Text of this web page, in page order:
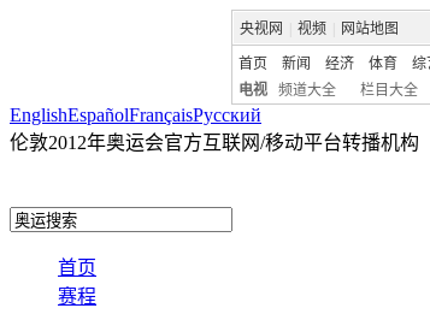
央视网 视频 网站地图
首页 新闻 经济 体育 综
电视
频道大全 栏目大全
EnglishEspañolFrançaisPусский
伦敦2012年奥运会官方互联网/移动平台转播机构
首页
赛程